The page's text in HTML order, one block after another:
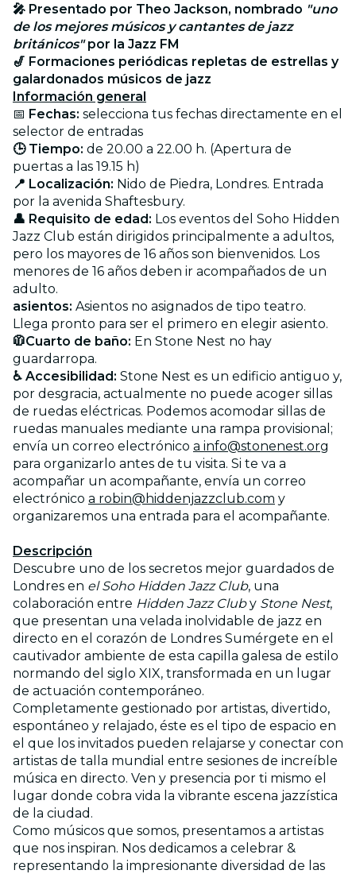
🎤 Presentado por Theo Jackson, nombrado "uno
de los mejores músicos y cantantes de jazz
británicos"por la Jazz FM
🎷 Formaciones periódicas repletas de estrellas y
galardonados músicos de jazz
Información general
📅 Fechas: selecciona tus fechas directamente en el
selector de entradas
🕒 Tiempo: de 20.00 a 22.00 h. (Apertura de
puertas a las 19.15 h)
📍 Localización: Nido de Piedra, Londres. Entrada
por la avenida Shaftesbury.
👤 Requisito de edad: Los eventos del Soho Hidden
Jazz Club están dirigidos principalmente a adultos,
pero los mayores de 16 años son bienvenidos. Los
menores de 16 años deben ir acompañados de un
adulto.
asientos: Asientos no asignados de tipo teatro.
Llega pronto para ser el primero en elegir asiento.
🧥Cuarto de baño: En Stone Nest no hay
guardarropa.
♿ Accesibilidad: Stone Nest es un edificio antiguo y,
por desgracia, actualmente no puede acoger sillas
de ruedas eléctricas. Podemos acomodar sillas de
ruedas manuales mediante una rampa provisional;
envía un correo electrónico a info@stonenest.org
para organizarlo antes de tu visita. Si te va a
acompañar un acompañante, envía un correo
electrónico a robin@hiddenjazzclub.com y
organizaremos una entrada para el acompañante.
Descripción
Descubre uno de los secretos mejor guardados de
Londres en el Soho Hidden Jazz Club, una
colaboración entre Hidden Jazz Cluby Stone Nest,
que presentan una velada inolvidable de jazz en
directo en el corazón de Londres Sumérgete en el
cautivador ambiente de esta capilla galesa de estilo
normando del siglo XIX, transformada en un lugar
de actuación contemporáneo.
Completamente gestionado por artistas, divertido,
espontáneo y relajado, éste es el tipo de espacio en
el que los invitados pueden relajarse y conectar con
artistas de talla mundial entre sesiones de increíble
música en directo. Ven y presencia por ti mismo el
lugar donde cobra vida la vibrante escena jazzística
de la ciudad.
Como músicos que somos, presentamos a artistas
que nos inspiran. Nos dedicamos a celebrar &
representando la impresionante diversidad de las